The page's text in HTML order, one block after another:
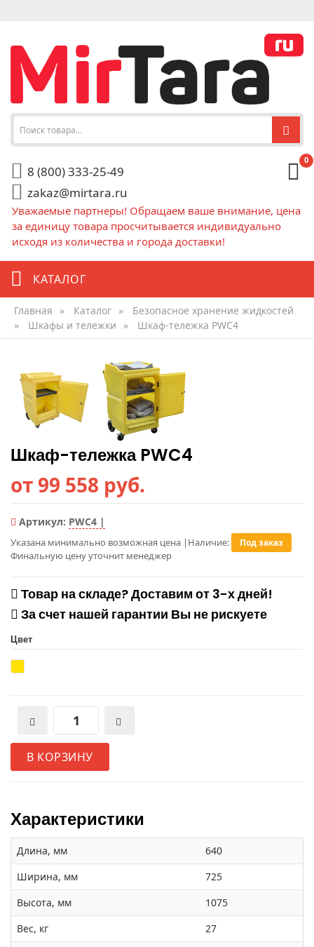
8 (800) 333-25-49
zakaz@mirtara.ru
0
Уважаемые партнеры! Обращаем ваше внимание, цена
за единицу товара просчитывается индивидуально
исходя из количества и города доставки!
КАТАЛОГ
Главная » Каталог »
Безопасное хранение жидкостей
»
Шкафы и тележки » Шкаф-тележка PWC4
Шкаф-тележка PWC4
от 99 558 руб.
Артикул: PWC4 |
Указана минимально возможная цена |
Финальную цену уточнит менеджер
Наличие: Под заказ
Товар на складе? Доставим от 3-х дней!
За счет нашей гарантии Вы не рискуете
Цвет
В КОРЗИНУ
Характеристики
Длина, мм
640
Ширина, мм
725
Высота, мм
1075
Вес, кг
27